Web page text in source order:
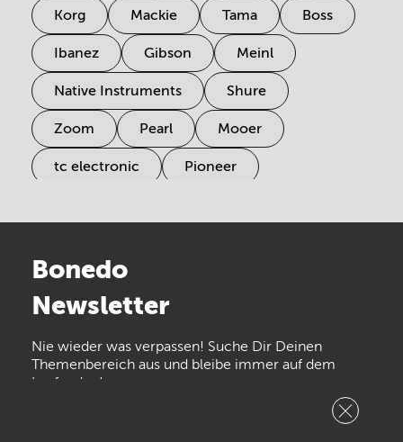
Korg Mackie Tama Boss
Ibanez Gibson Meinl
Native Instruments Shure
Zoom Pearl Mooer
tc electronic Pioneer
Arturia
the t.bone
Walrus Audio Epiphone
Bonedo
Newsletter
Nie wieder was verpassen! Suche Dir Deinen
Themenbereich aus und bleibe immer auf dem
Laufenden!